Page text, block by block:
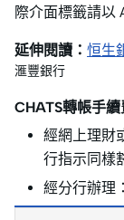
際介面標籤請以
延伸閱讀： 恒生
滙豐銀行
CHATS轉帳手
經網上理財
行指示同樣
經分行辦理：